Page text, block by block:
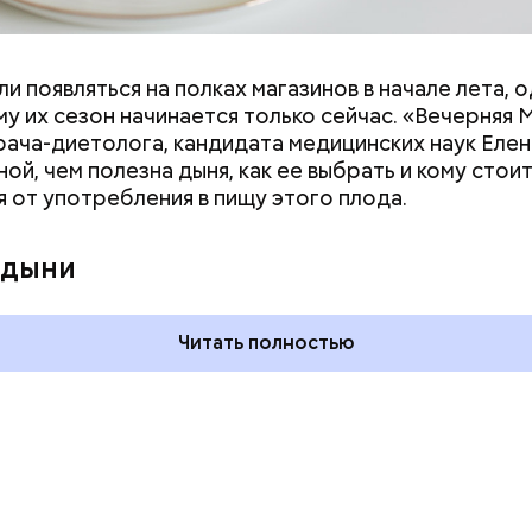
день
какие
в России
отмечают в России и мире 5
августа
появляться на полках магазинов в начале лета,
их сезон начинается только сейчас. «Вечерняя
диетолога, кандидата медицинских наук
чем полезна дыня, как ее выбрать и кому стоит
от употребления в пищу этого плода.
Читать полностью